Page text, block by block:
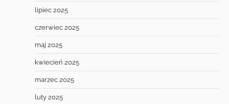
lipiec 2025
czerwiec 2025
maj 2025
kwiecień 2025
marzec 2025
luty 2025